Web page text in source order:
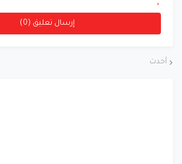
*
إرسال تعليق (0)
أحدث